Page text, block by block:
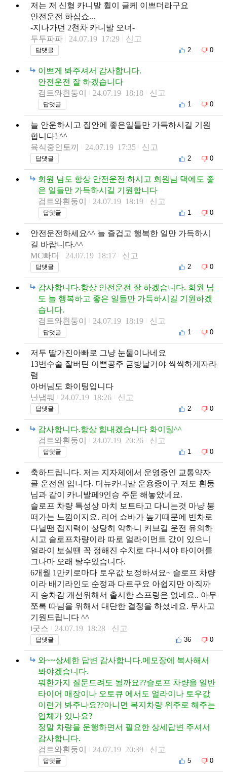
저는 저 신형 카니발 휠이 글케 이쁘더라구요
안전운전 하십쇼...
-지나가던 2쳔차 카니발 오너-
두두파파
24.07.19 17:29 신고
답댓글 2 0
이쁘게 봐주셔서 감사합니다.
안전운전 잘 하겠습니다
검트와흰둥이
24.07.19 18:18 신고
답댓글 1 0
늘 안운하시고 집안에 좋은일들만 가득하시길 기원
합니다! ^^
육식중인토끼
24.07.19 17:35 신고
답댓글 2 0
회원 님도 항상 안전운전 하시고 회원님 댁에도 좋
은 일들만 가득하시길 기원합니다
검트와흰둥이
24.07.19 18:19 신고
답댓글 1 0
안전운전하세요^^ 늘 즐겁고 행복한 일만 가득하시
길 바랍니다.^^
MC빠더
24.07.19 18:17 신고
답댓글 2 0
감사합니다.항상 안전운전 잘 하겠습니다. 회원 님
도 늘 행복하고 좋은 일들만 가득하시길 기원하겠
습니다.
검트와흰둥이
24.07.19 18:19 신고
답댓글 1 0
저두 딸가진아빠로 그냥 눈물이나네요
13번수술 잘버틴 이쁜공주 금방날거야 씩씩하게자라
렴
아버님도 화이팅입니다
난냅둬
24.07.19 18:26 신고
답댓글 2 0
감사합니다.항상 힘내겠습니다 화이팅^^
검트와흰둥이
24.07.19 20:26 신고
답댓글 1 0
축하드립니다. 저는 지자체에서 운영중인 교통약자
콜 운전원 입니다. 더뉴카니발 운용중이구 저도 흰둥
님과 같이 카니발페9인승 주문 해놓았네요.
슬로프 차량 특성상 마치 보트타고 다니는것 마냥 붕
떠가는 느낌이지요. 리어 쇼바가 높기때문에 빈차로
다닐땐 접지력이 상당히 약하니 커브길 운전 유의하
시고 슬로프차량이라 따로 얼라이먼트 값이 있으니
얼라이 보실땐 꼭 정해진 수치로 다니셔야 타이어를
그나마 오래 탈수있습니다.
6개월 1만키로마다 토우값 보정하셔요~ 슬로프 차량
이라 배기라인도 순정과 다르구요 아쉽지만 아직까
지 승차감 개선위해서 출시한 스프링은 없네요.. 아무
쪼록 따님을 위해서 대단한 결정을 하셨네요. 무사고
기원드립니다 ^^
i굿스
24.07.19 18:28 신고
답댓글 36 0
와~~상세한 답변 감사합니다.메모장에 복사해서
봐야겠습니다.
뭐한가지 질문드려도 될까요??슬로프 차량을 일반
타이어 매장이나 오토큐 에서도 얼라이나 토우값
이런거 봐주나요??아니면 복지차량 위주로 해주는
업체가 있나요?
정말 차량을 운행하면서 필요한 상세답변 주셔서
감사합니다.
검트와흰둥이
24.07.19 20:39 신고
답댓글 5 0